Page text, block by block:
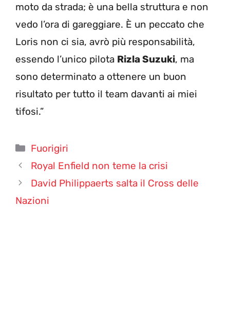
moto da strada; è una bella struttura e non
vedo l’ora di gareggiare. È un peccato che
Loris non ci sia, avrò più responsabilità,
essendo l’unico pilota Rizla Suzuki, ma
sono determinato a ottenere un buon
risultato per tutto il team davanti ai miei
tifosi.”
Categorie
Fuorigiri
Royal Enfield non teme la crisi
David Philippaerts salta il Cross delle
Nazioni